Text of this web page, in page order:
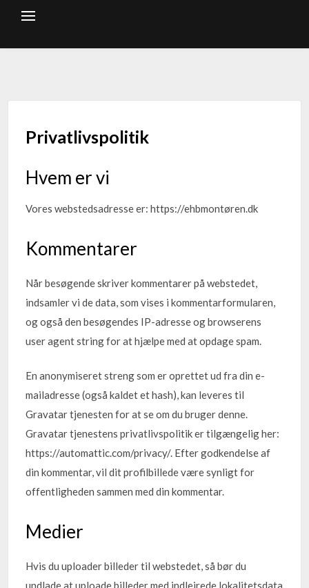
Privatlivspolitik
Hvem er vi
Vores webstedsadresse er: https://ehbmontøren.dk
Kommentarer
Når besøgende skriver kommentarer på webstedet,
indsamler vi de data, som vises i kommentarformularen,
og også den besøgendes IP-adresse og browserens
user agent string for at hjælpe med at opdage spam.
En anonymiseret streng som er oprettet ud fra din e-
mailadresse (også kaldet et hash), kan leveres til
Gravatar tjenesten for at se om du bruger denne.
Gravatar tjenestens privatlivspolitik er tilgængelig her:
https://automattic.com/privacy/. Efter godkendelse af
din kommentar, vil dit profilbillede være synligt for
offentligheden sammen med din kommentar.
Medier
Hvis du uploader billeder til webstedet, så bør du
undlade at uploade billeder med indlejrede lokalitetsdata